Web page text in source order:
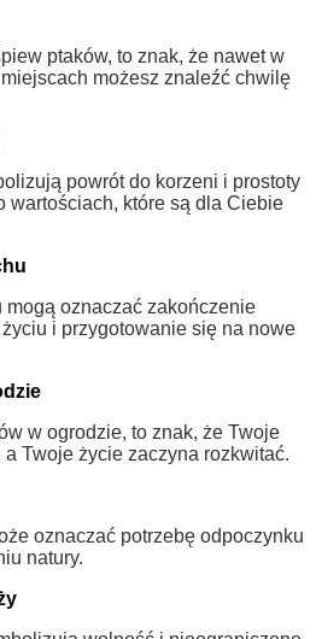
ptaków, to znak, że nawet w
możesz znaleźć chwilę
powrót do korzeni i prostoty
wartościach, które są dla Ciebie
mogą oznaczać zakończenie
i przygotowanie się na nowe
w ogrodzie, to znak, że Twoje
Twoje życie zaczyna rozkwitać.
oznaczać potrzebę odpoczynku
natury.